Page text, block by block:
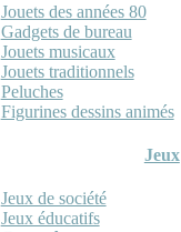
Jouets des années 80
Gadgets de bureau
Jouets musicaux
Jouets traditionnels
Peluches
Figurines dessins animés
Jeux
Jeux de société
Jeux éducatifs